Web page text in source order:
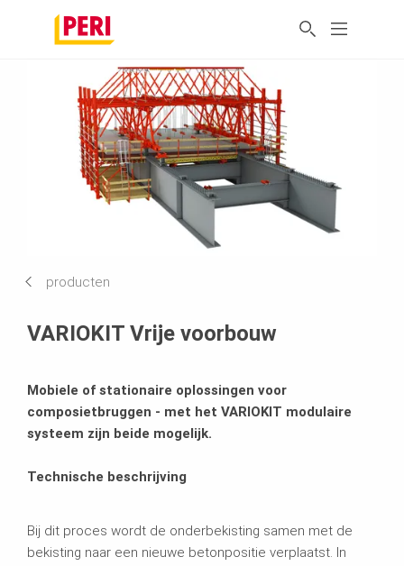
producten
VARIOKIT Vrije voorbouw
Mobiele of stationaire oplossingen voor
composietbruggen - met het VARIOKIT modulaire
systeem zijn beide mogelijk.
Technische beschrijving
Bij dit proces wordt de onderbekisting samen met de
bekisting naar een nieuwe betonpositie verplaatst. In